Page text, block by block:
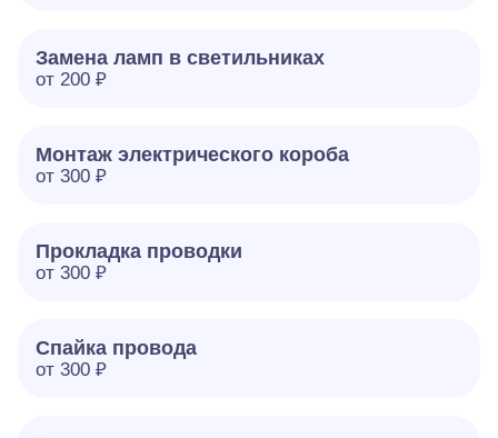
Замена ламп в светильниках
от 200 ₽
Монтаж электрического короба
от 300 ₽
Прокладка проводки
от 300 ₽
Спайка провода
от 300 ₽